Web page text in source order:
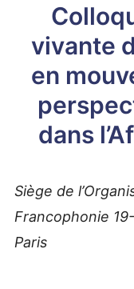
LE PRIX
vivante
en
dans
Siège de
Francophonie
Paris